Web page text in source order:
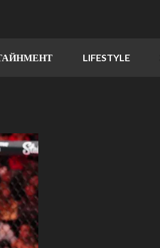
LIFESTYLE